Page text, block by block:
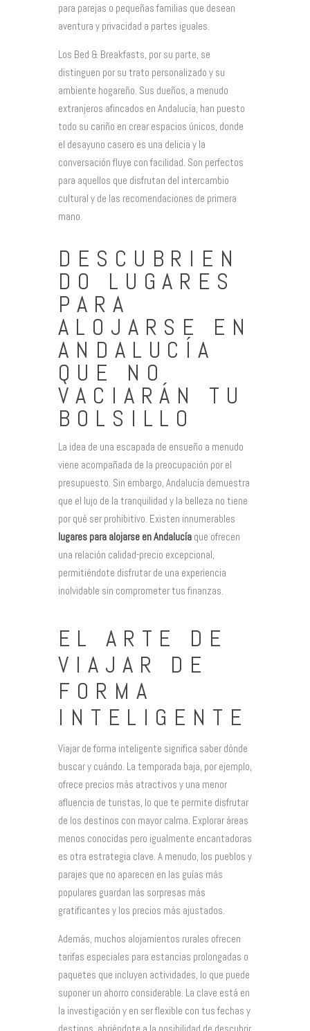
para parejas o pequeñas familias que desean
aventura y privacidad a partes iguales.
Los Bed & Breakfasts, por su parte, se
distinguen por su trato personalizado y su
ambiente hogareño. Sus dueños, a menudo
extranjeros afincados en Andalucía, han puesto
todo su cariño en crear espacios únicos, donde
el desayuno casero es una delicia y la
conversación fluye con facilidad. Son perfectos
para aquellos que disfrutan del intercambio
cultural y de las recomendaciones de primera
mano.
DESCUBRIEN
DO LUGARES
PARA
ALOJARSE EN
ANDALUCÍA
QUE NO
VACIARÁN TU
BOLSILLO
La idea de una escapada de ensueño a menudo
viene acompañada de la preocupación por el
presupuesto. Sin embargo, Andalucía demuestra
que el lujo de la tranquilidad y la belleza no tiene
por qué ser prohibitivo. Existen innumerables
lugares para alojarse en Andalucía que ofrecen
una relación calidad-precio excepcional,
permitiéndote disfrutar de una experiencia
inolvidable sin comprometer tus finanzas.
EL ARTE DE
VIAJAR DE
FORMA
INTELIGENTE
Viajar de forma inteligente significa saber dónde
buscar y cuándo. La temporada baja, por ejemplo,
ofrece precios más atractivos y una menor
afluencia de turistas, lo que te permite disfrutar
de los destinos con mayor calma. Explorar áreas
menos conocidas pero igualmente encantadoras
es otra estrategia clave. A menudo, los pueblos y
parajes que no aparecen en las guías más
populares guardan las sorpresas más
gratificantes y los precios más ajustados.
Además, muchos alojamientos rurales ofrecen
tarifas especiales para estancias prolongadas o
paquetes que incluyen actividades, lo que puede
suponer un ahorro considerable. La clave está en
la investigación y en ser flexible con tus fechas y
destinos, abriéndote a la posibilidad de descubrir